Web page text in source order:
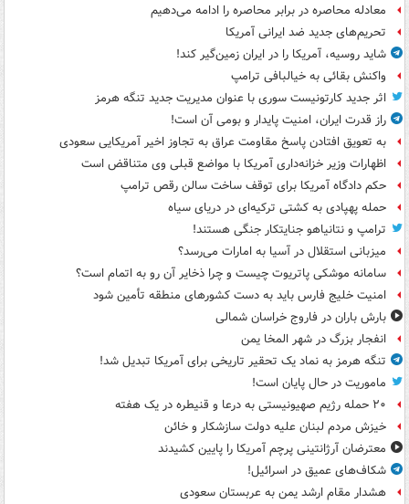
معادله محاصره در برابر محاصره را ادامه می‌دهیم
تحریم‌های جدید ضد ایرانی آمریکا
شاید روسیه، آمریکا را در ایران زمین‌گیر کند!
واکنش بقائی به خیالبافی ترامپ
اثر جدید کارتونیست سوری با عنوان مدیریت جدید تنگه هرمز
راز قدرت ایران، امنیت پایدار و بومی آن است!
به تعویق افتادن پاسخ مقاومت عراق به تجاوز اخیر آمریکایی سعودی
اظهارات وزیر خزانه‌داری آمریکا با مواضع قبلی وی متناقض است
حکم دادگاه آمریکا برای توقف ساخت سالن رقص ترامپ
حمله پهپادی به کشتی ترکیه‌ای در دریای سیاه
ترامپ و نتانیاهو جنایتکار جنگی هستند!
میزبانی استقلال در آسیا به امارات می‌رسد؟
سامانه موشکی پاتریوت چیست و چرا ذخایر آن رو به اتمام است؟
امنیت خلیج فارس باید به دست کشورهای منطقه تأمین شود
بارش باران در فاروج خراسان شمالی
انفجار بزرگ در شهر المخا یمن
تنگه هرمز به نماد یک تحقیر تاریخی برای آمریکا تبدیل شد!
ماموریت در حال پایان است!
۲۰ حمله رژیم صهیونیستی به درعا و قنیطره در یک هفته
خیزش مردم لبنان علیه دولت سازشکار و خائن
معترضان آرژانتینی پرچم آمریکا را پایین کشیدند
شکاف‌های عمیق در اسرائیل!
هشدار مقام ارشد یمن به عربستان سعودی